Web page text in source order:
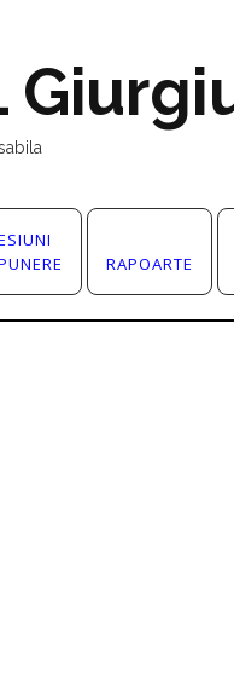
RAPOARTE